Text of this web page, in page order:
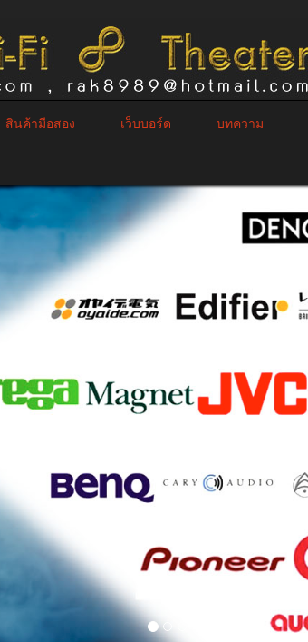
สินค้ามือสอง เว็บบอร์ด บทความ